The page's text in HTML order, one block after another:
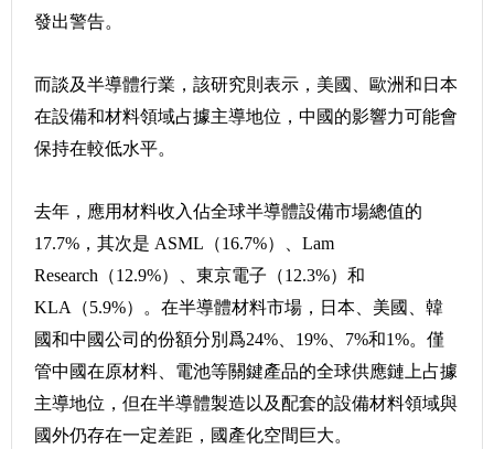
發出警告。
而談及半導體行業，該研究則表示，美國、歐洲和日本
在設備和材料領域占據主導地位，中國的影響力可能會
保持在較低水平。
去年，應用材料收入佔全球半導體設備市場總值的
17.7%，其次是 ASML（16.7%）、Lam
Research（12.9%）、東京電子（12.3%）和
KLA（5.9%）。在半導體材料市場，日本、美國、韓
國和中國公司的份額分別爲24%、19%、7%和1%。僅
管中國在原材料、電池等關鍵產品的全球供應鏈上占據
主導地位，但在半導體製造以及配套的設備材料領域與
國外仍存在一定差距，國產化空間巨大。